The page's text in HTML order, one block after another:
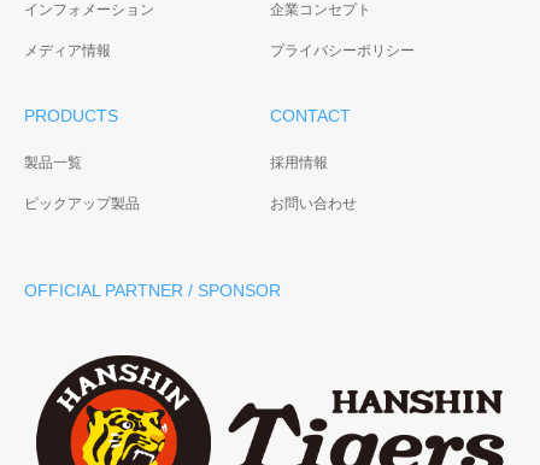
インフォメーション
メディア情報
企業コンセプト
プライバシーポリシー
PRODUCTS
製品一覧
ピックアップ製品
CONTACT
採用情報
お問い合わせ
OFFICIAL PARTNER / SPONSOR